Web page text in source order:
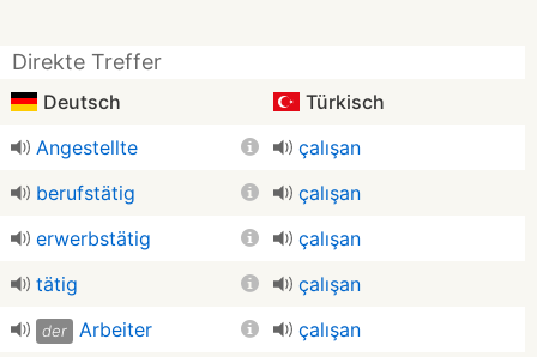
Direkte Treffer
Deutsch
Türkisch
Angestellte
çalışan
berufstätig
çalışan
erwerbstätig
çalışan
tätig
çalışan
der Arbeiter çalışan